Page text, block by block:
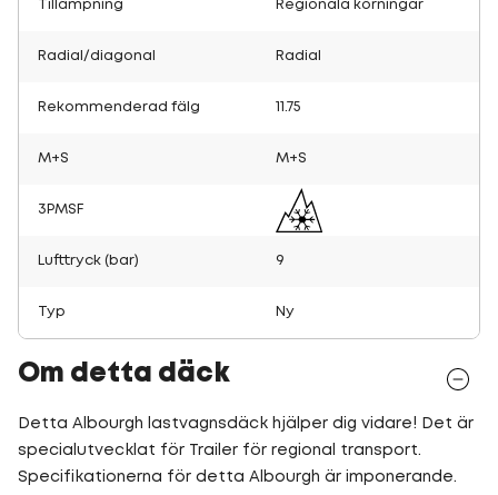
Tillämpning Regionala körningar
Radial/diagonal Radial
Rekommenderad fälg 11.75
M+S M+S
3PMSF
Lufttryck (bar) 9
Typ Ny
Om detta däck
Detta Albourgh lastvagnsdäck hjälper dig vidare! Det är
specialutvecklat för Trailer för regional transport.
Specifikationerna för detta Albourgh är imponerande.